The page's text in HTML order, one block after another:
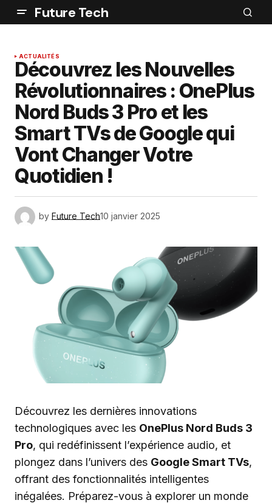
Future Tech
ACTUALITÉS
Découvrez les Nouvelles
Révolutionnaires : OnePlus
Nord Buds 3 Pro et les
Smart TVs de Google qui
Vont Changer Votre
Quotidien !
by Future Tech10 janvier 2025
Découvrez les dernières innovations
technologiques avec les OnePlus Nord Buds 3
Pro, qui redéfinissent l’expérience audio, et
plongez dans l’univers des Google Smart TVs,
offrant des fonctionnalités intelligentes
inégalées. Préparez-vous à explorer un monde